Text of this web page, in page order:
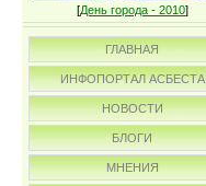
[День города - 2010]
ГЛАВНАЯ
ИНФОПОРТАЛ АСБЕСТА
НОВОСТИ
БЛОГИ
МНЕНИЯ